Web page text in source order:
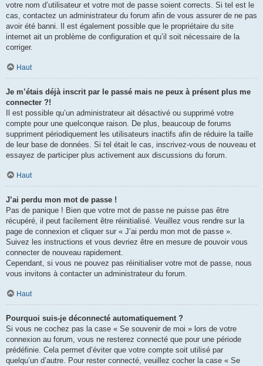
votre nom d’utilisateur et votre mot de passe soient corrects. Si tel est le
cas, contactez un administrateur du forum afin de vous assurer de ne pas
avoir été banni. Il est également possible que le propriétaire du site
internet ait un problème de configuration et qu’il soit nécessaire de la
corriger.
Haut
Je m’étais déjà inscrit par le passé mais ne peux à présent plus me
connecter ?!
Il est possible qu’un administrateur ait désactivé ou supprimé votre
compte pour une quelconque raison. De plus, beaucoup de forums
suppriment périodiquement les utilisateurs inactifs afin de réduire la taille
de leur base de données. Si tel était le cas, inscrivez-vous de nouveau et
essayez de participer plus activement aux discussions du forum.
Haut
J’ai perdu mon mot de passe !
Pas de panique ! Bien que votre mot de passe ne puisse pas être
récupéré, il peut facilement être réinitialisé. Veuillez vous rendre sur la
page de connexion et cliquer sur « J’ai perdu mon mot de passe ».
Suivez les instructions et vous devriez être en mesure de pouvoir vous
connecter de nouveau rapidement.
Cependant, si vous ne pouvez pas réinitialiser votre mot de passe, nous
vous invitons à contacter un administrateur du forum.
Haut
Pourquoi suis-je déconnecté automatiquement ?
Si vous ne cochez pas la case « Se souvenir de moi » lors de votre
connexion au forum, vous ne resterez connecté que pour une période
prédéfinie. Cela permet d’éviter que votre compte soit utilisé par
quelqu’un d’autre. Pour rester connecté, veuillez cocher la case « Se